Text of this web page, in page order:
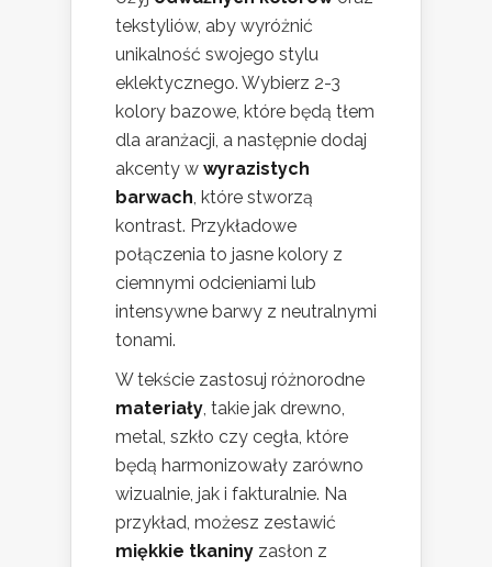
tekstyliów, aby wyróżnić
unikalność swojego stylu
eklektycznego. Wybierz 2-3
kolory bazowe, które będą tłem
dla aranżacji, a następnie dodaj
akcenty w wyrazistych
barwach, które stworzą
kontrast. Przykładowe
połączenia to jasne kolory z
ciemnymi odcieniami lub
intensywne barwy z neutralnymi
tonami.
W tekście zastosuj różnorodne
materiały, takie jak drewno,
metal, szkło czy cegła, które
będą harmonizowały zarówno
wizualnie, jak i fakturalnie. Na
przykład, możesz zestawić
miękkie tkaniny zasłon z